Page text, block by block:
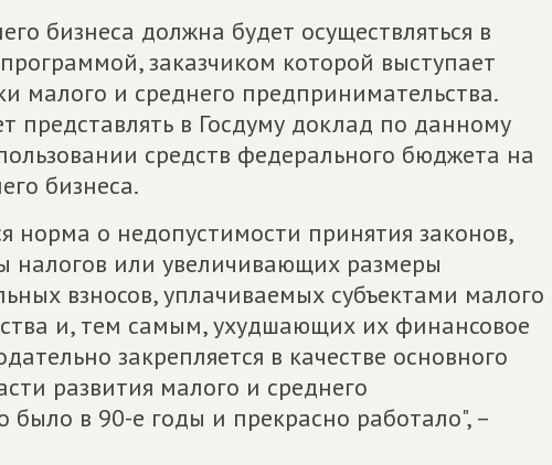
бизнеса должна будет осуществляться в
заказчиком которой выступает
и среднего предпринимательства.
представлять в Госдуму доклад по данному
средств федерального бюджета на
бизнеса.
норма о недопустимости принятия законов,
или увеличивающих размеры
взносов, уплачиваемых субъектами малого
и, тем самым, ухудшающих их финансовое
закрепляется в качестве основного
развития малого и среднего
было в 90-е годы и прекрасно работало", –